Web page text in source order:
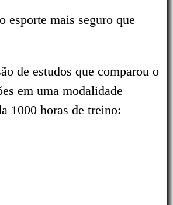
esporte mais seguro que
de estudos que comparou o
em uma modalidade
1000 horas de treino: